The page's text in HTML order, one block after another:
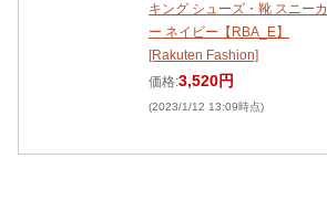
キング シューズ・靴 スニーカ
ー ネイビー【RBA_E】
[Rakuten Fashion]
価格:3,520円
(2023/1/12 13:09時点)